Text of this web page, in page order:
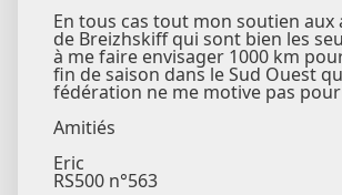
En tous cas tout mon soutien aux
de Breizhskiff qui sont bien les
à me faire envisager 1000 km
fin de saison dans le Sud Ouest
fédération ne me motive pas
Amitiés
Eric
RS500 n°563